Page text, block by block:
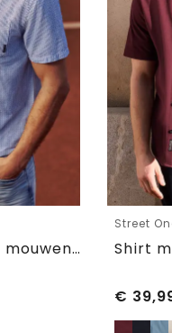
Shirt met korte mouwen, borstzak en strepen
Street
€